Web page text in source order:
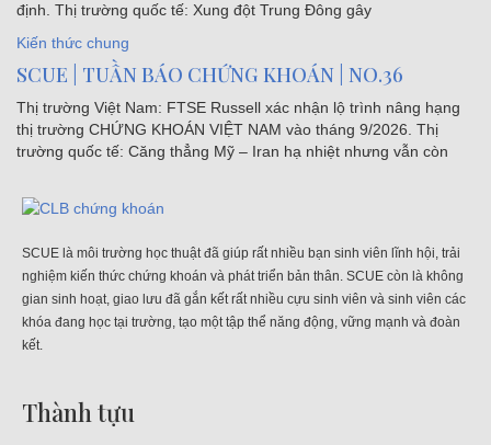
định. Thị trường quốc tế: Xung đột Trung Đông gây
Kiến thức chung
SCUE | TUẦN BÁO CHỨNG KHOÁN | NO.36
Thị trường Việt Nam: FTSE Russell xác nhận lộ trình nâng hạng
thị trường CHỨNG KHOÁN VIỆT NAM vào tháng 9/2026. Thị
trường quốc tế: Căng thẳng Mỹ – Iran hạ nhiệt nhưng vẫn còn
SCUE là môi trường học thuật đã giúp rất nhiều bạn sinh viên lĩnh hội, trải
nghiệm kiến thức chứng khoán và phát triển bản thân. SCUE còn là không
gian sinh hoạt, giao lưu đã gắn kết rất nhiều cựu sinh viên và sinh viên các
khóa đang học tại trường, tạo một tập thể năng động, vững mạnh và đoàn
kết.
Thành tựu